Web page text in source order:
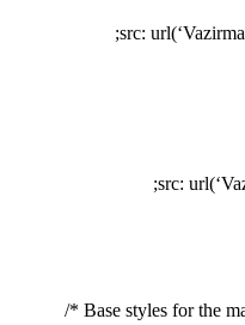
src:
src: